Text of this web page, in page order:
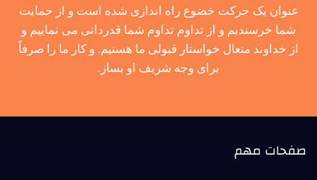
عنوان یک حرکت خضوع راه اندازی شده است و از حمایت
شما خرسندیم و از تداوم تداوم شما قدردانی می نماییم و
از خداوند متعال خواستار قبولی ما هستیم. و کار ما را صرفاً
برای وجه شریف او بساز.
صفحات مهم